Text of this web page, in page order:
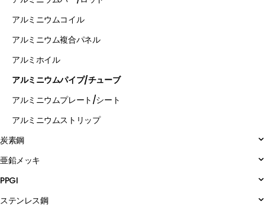
アルミニウムコイル
アルミニウム複合パネル
アルミホイル
アルミニウムパイプ/チューブ
アルミニウムプレート/シート
アルミニウムストリップ
炭素鋼
亜鉛メッキ
PPGI
ステンレス鋼